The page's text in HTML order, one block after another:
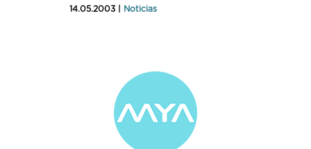
14.05.2003 | Noticias